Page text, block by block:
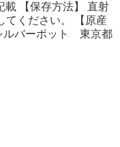
載 【保存方法】 直射
てください。 【原産
ルバーポット 東京都